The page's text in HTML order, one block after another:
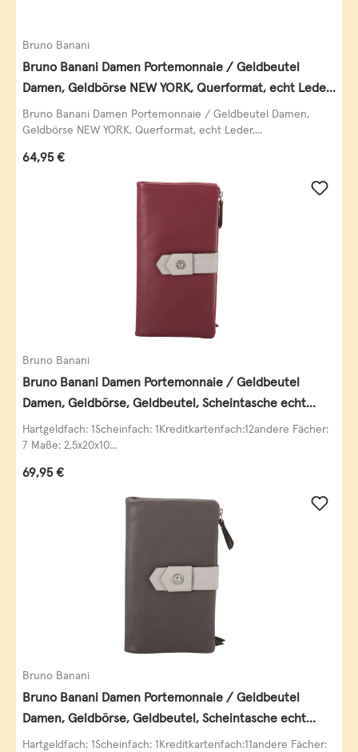
Bruno Banani
Bruno Banani Damen Portemonnaie / Geldbeutel
Damen, Geldbörse NEW YORK, Querformat, echt Leder,
schwarz
Bruno Banani Damen Portemonnaie / Geldbeutel Damen,
Geldbörse NEW YORK, Querformat, echt Leder,...
Regulärer Preis:
64,95 €
Bruno Banani
Bruno Banani Damen Portemonnaie / Geldbeutel
Damen, Geldbörse, Geldbeutel, Scheintasche echt
Leder
Hartgeldfach: 1Scheinfach: 1Kreditkartenfach:12andere Fächer:
7 Maße: 2,5x20x10...
Regulärer Preis:
69,95 €
Bruno Banani
Bruno Banani Damen Portemonnaie / Geldbeutel
Damen, Geldbörse, Geldbeutel, Scheintasche echt
Leder
Hartgeldfach: 1Scheinfach: 1Kreditkartenfach:11andere Fächer: